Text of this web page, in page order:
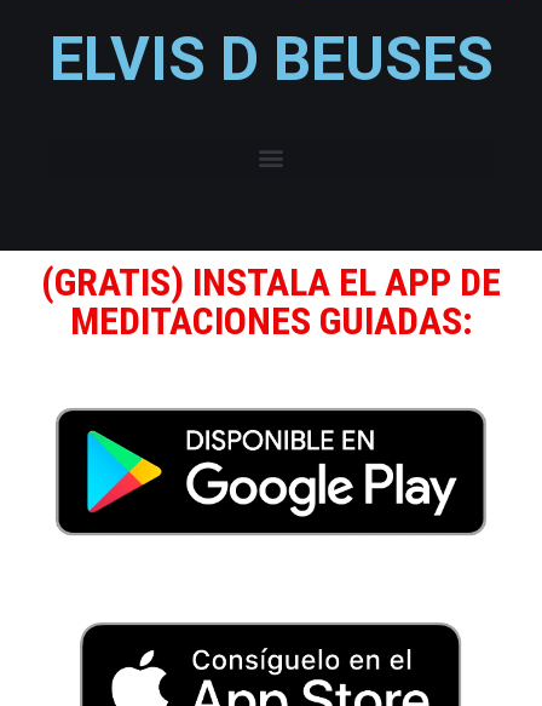
ELVIS D BEUSES
(GRATIS) INSTALA EL APP DE
MEDITACIONES GUIADAS: